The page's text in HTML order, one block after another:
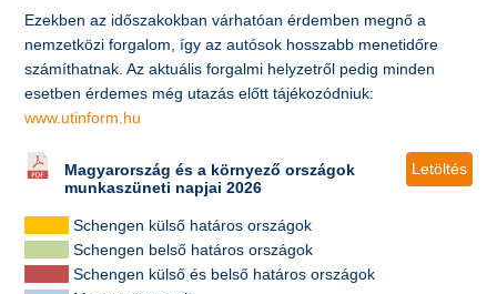
Ezekben az időszakokban várhatóan érdemben megnő a
nemzetközi forgalom, így az autósok hosszabb menetidőre
számíthatnak. Az aktuális forgalmi helyzetről pedig minden
esetben érdemes még utazás előtt tájékozódniuk:
www.utinform.hu
Magyarország és a környező országok
munkaszüneti napjai 2026
Letöltés
Schengen külső határos országok
Schengen belső határos országok
Schengen külső és belső határos országok